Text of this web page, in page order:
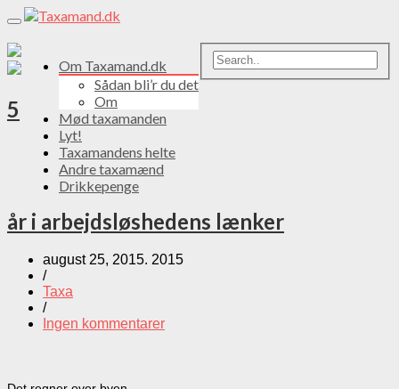
Toggle
navigation
Om Taxamand.dk
Sådan bli’r du det
Om
Mød taxamanden
Lyt!
Taxamandens helte
Andre taxamænd
Drikkepenge
5
år i arbejdsløshedens lænker
august 25, 2015. 2015
/
Taxa
/
Ingen kommentarer